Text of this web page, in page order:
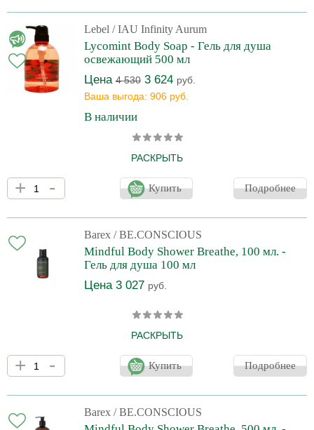
умиротворения и душевного комфорта. Насыщенные
эфирными маслами кедра и сладкого апельсина, эти средства
бережно окутывают кожу, а их чарующий аромат наполняет
тело и разум чувством безмятежности. В набор входит: - Гель
Lebel / IAU Infinity Aurum
Lycomint Body Soap - Гель для душа
освежающий 500 мл
Цена 4 530 3 624 руб.
Ваша выгода: 906 руб.
В наличии
РАСКРЫТЬ
Нежный гель для душа с растительными очищающими
компонентами и антиоксидантами. Делает кожу мягкой и
бархатистой, стимулирует ее обновление. Гель Lebel IAU
прекрасным освежающим эффектом.
+ - Купить Подробнее
Barex / BE.CONSCIOUS
Mindful Body Shower Breathe, 100 мл. -
Гель для душа 100 мл
Цена 3 027 руб.
РАСКРЫТЬ
Древесные ноты Breathe создают уютную атмосферу,
напоминающую тепло костра в лесу, позволяя глубоко
вздохнуть и расслабиться после трудового дня. Принятие душа
контакт с вашим внутренним «я», превращая ваше тело в врата
к осознанности и предоставляя возможность испытать
ощущение пребывания здесь и сейчас.
+ - Купить Подробнее
Barex / BE.CONSCIOUS